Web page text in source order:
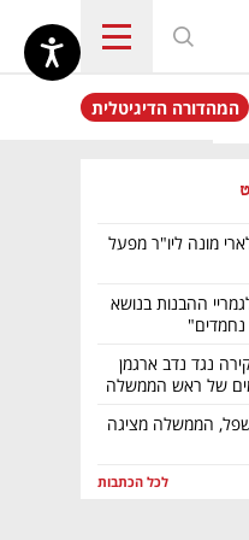
נפתח בכרטיסייה חדשה
המהדורה הדיגיטלית
מונה ליו"ר מפעל
ההבנות בנושא
נגד נדב ארגמן
של ראש הממשלה
הממשלה מציגה
לכל הכתבות